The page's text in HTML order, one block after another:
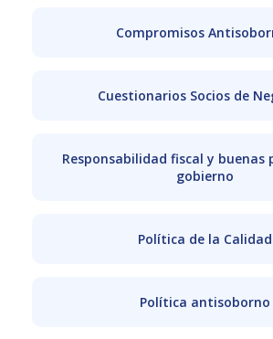
Compromisos
Cuestionarios Socios de
Responsabilidad fiscal y buenas
gobierno
Política de la Calidad
Política antisoborno